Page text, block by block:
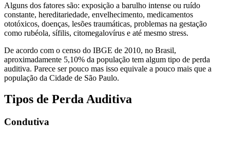
Alguns dos fatores são: exposição a barulho intense ou ruído
constante, hereditariedade, envelhecimento, medicamentos
ototóxicos, doenças, lesões traumáticas, problemas na gestação
como rubéola, sífilis, citomegalovírus e até mesmo stress.
De acordo com o censo do IBGE de 2010, no Brasil,
aproximadamente 5,10% da população tem algum tipo de perda
auditiva. Parece ser pouco mas isso equivale a pouco mais que a
população da Cidade de São Paulo.
Tipos de Perda Auditiva
Condutiva